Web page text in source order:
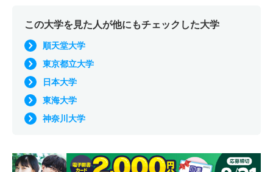
この大学を見た人が他にもチェックした大学
順天堂大学
東京都立大学
日本大学
東海大学
神奈川大学